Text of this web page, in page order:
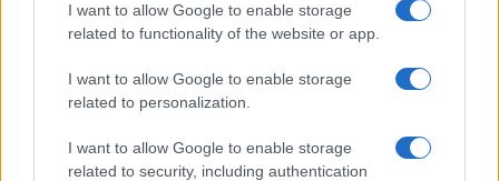
I want to allow Google to enable storage
related to functionality of the website or app.
I want to allow Google to enable storage
related to personalization.
I want to allow Google to enable storage
related to security, including authentication